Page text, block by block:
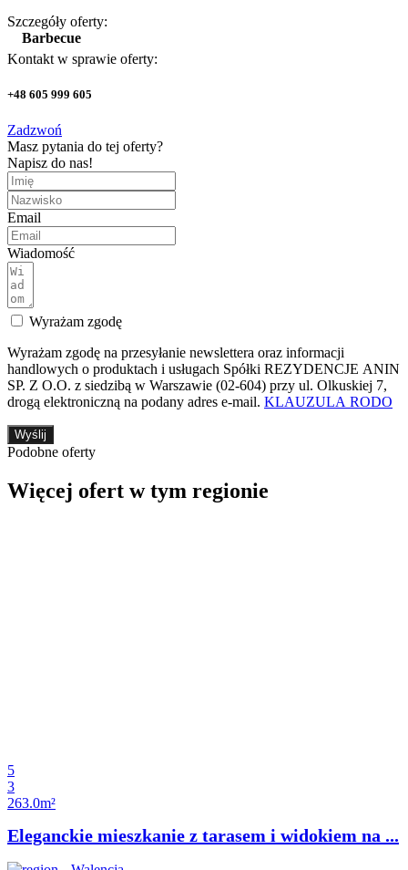
Szczegóły oferty:
Barbecue
Kontakt w sprawie oferty:
+48 605 999 605
Zadzwoń
Masz pytania do tej oferty?
Napisz do nas!
Email
Wiadomość
Wyrażam zgodę
Wyrażam zgodę na przesyłanie newslettera oraz informacji
handlowych o produktach i usługach Spółki REZYDENCJE ANIN
SP. Z O.O. z siedzibą w Warszawie (02-604) przy ul. Olkuskiej 7,
drogą elektroniczną na podany adres e-mail. KLAUZULA RODO
Wyślij
Podobne oferty
Więcej ofert w tym regionie
5
3
263.0m²
Eleganckie mieszkanie z tarasem i widokiem na ...